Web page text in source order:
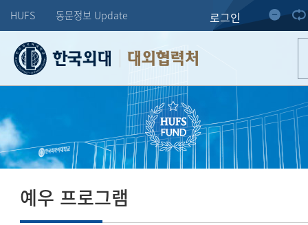
HUFS 동문정보 Update 로그인
대외협력처
예우 프로그램